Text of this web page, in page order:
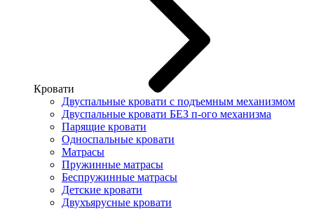
Кровати
Двуспальные кровати с подъемным механизмом
Двуспальные кровати БЕЗ п-ого механизма
Парящие кровати
Односпальные кровати
Матрасы
Пружинные матрасы
Беспружинные матрасы
Детские кровати
Двухъярусные кровати